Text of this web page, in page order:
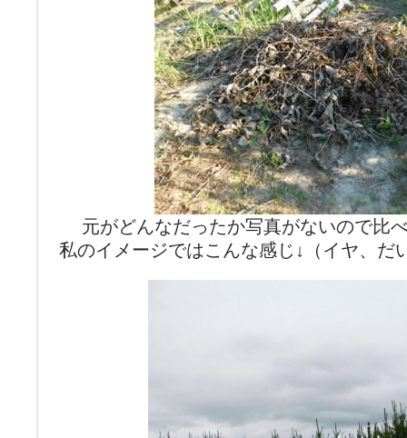
元がどんなだったか写真がないので比
私のイメージではこんな感じ↓（イヤ、